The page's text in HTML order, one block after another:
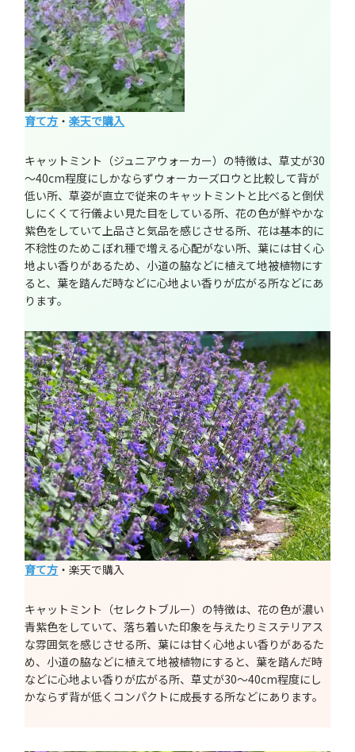
育て方 ・楽天で購入
キャットミント（ジュニアウォーカー）の特徴は、草丈が30
～40cm程度にしかならずウォーカーズロウと比較して背が
低い所、草姿が直立で従来のキャットミントと比べると倒伏
しにくくて行儀よい見た目をしている所、花の色が鮮やかな
紫色をしていて上品さと気品を感じさせる所、花は基本的に
不稔性のためこぼれ種で増える心配がない所、葉には甘く心
地よい香りがあるため、小道の脇などに植えて地被植物にす
ると、葉を踏んだ時などに心地よい香りが広がる所などにあ
ります。
育て方 ・楽天で購入
キャットミント（セレクトブルー）の特徴は、花の色が濃い
青紫色をしていて、落ち着いた印象を与えたりミステリアス
な雰囲気を感じさせる所、葉には甘く心地よい香りがあるた
め、小道の脇などに植えて地被植物にすると、葉を踏んだ時
などに心地よい香りが広がる所、草丈が30～40cm程度にし
かならず背が低くコンパクトに成長する所などにあります。